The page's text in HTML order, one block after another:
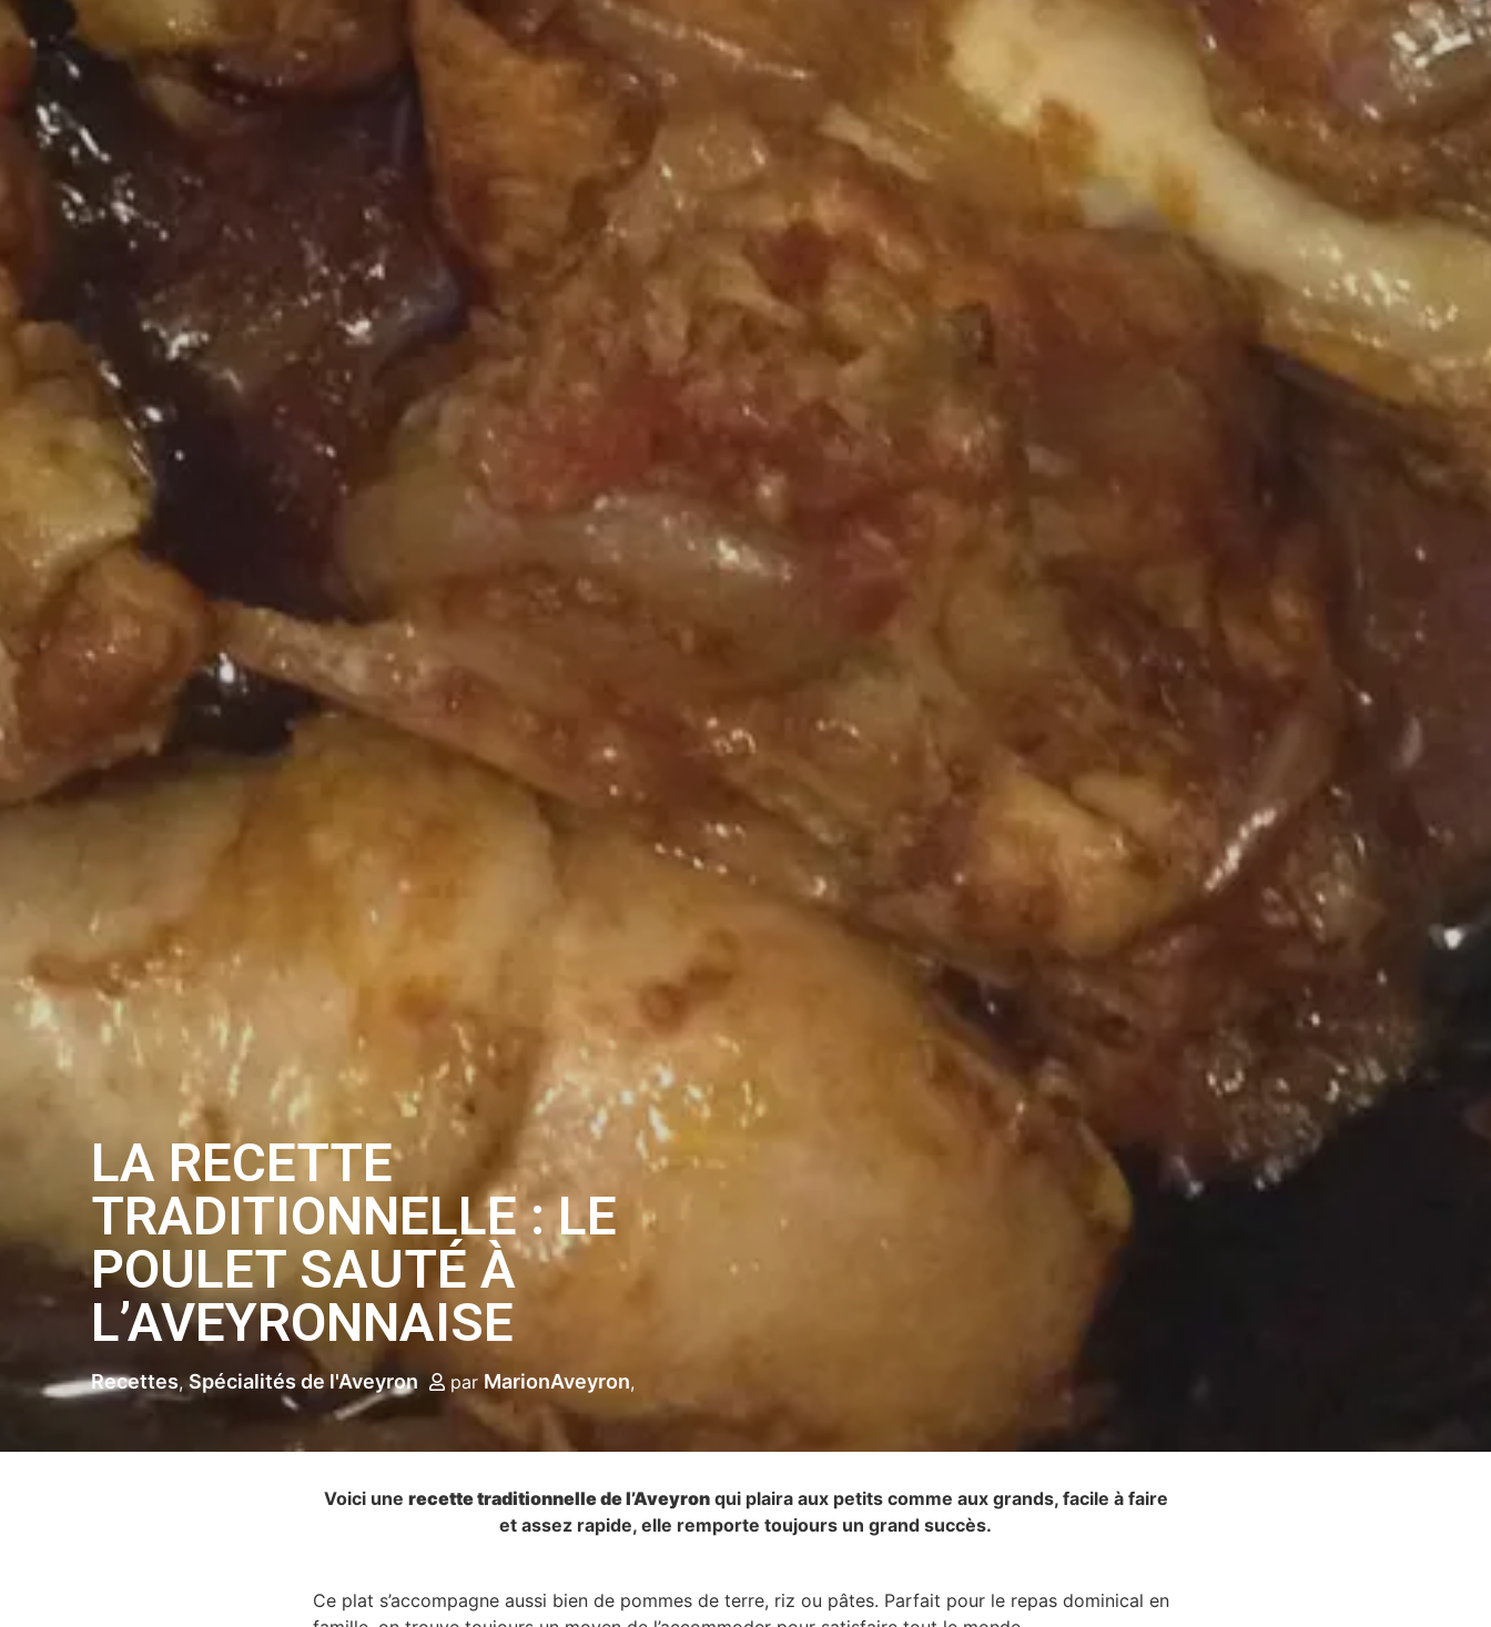
LA RECETTE
TRADITIONNELLE : LE
POULET SAUTÉ À
L’AVEYRONNAISE
Recettes Spécialités de l'Aveyron parMarionAveyron
Voici une recette traditionnelle de l’Aveyronqui plaira aux petits comme aux grands, facile à faire
et assez rapide, elle remporte toujours un grand succès.
Ce plat s’accompagne aussi bien de pommes de terre, riz ou pâtes. Parfait pour le repas dominical en